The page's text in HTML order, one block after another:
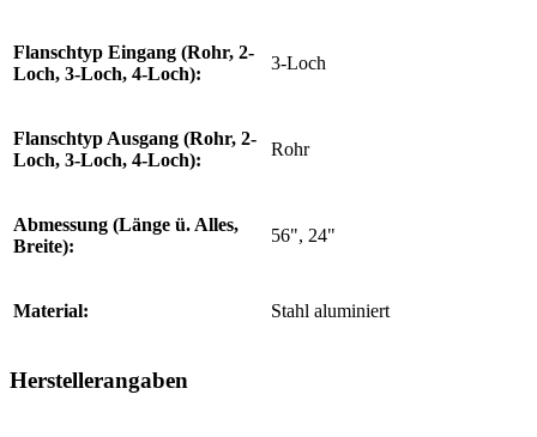
Flanschtyp Eingang (Rohr, 2-
Loch, 3-Loch, 4-Loch):
3-Loch
Flanschtyp Ausgang (Rohr, 2-
Loch, 3-Loch, 4-Loch):
Rohr
Abmessung (Länge ü. Alles,
Breite):
56", 24"
Material: Stahl aluminiert
Herstellerangaben